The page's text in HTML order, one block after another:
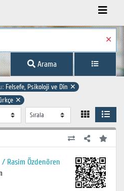
✕
Arama
Felsefe, Psikoloji ve Din ✕
✕
Rasim Özdenören